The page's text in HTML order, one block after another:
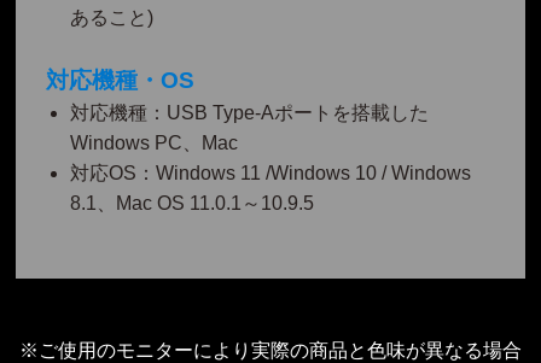
あること)
対応機種・OS
対応機種：USB Type-Aポートを搭載した
Windows PC、Mac
対応OS：Windows 11 /Windows 10 / Windows
8.1、Mac OS 11.0.1～10.9.5
※ご使用のモニターにより実際の商品と色味が異なる場合